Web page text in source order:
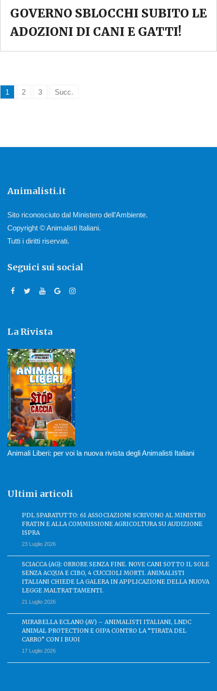
GOVERNO SBLOCCHI SUBITO LE
ADOZIONI DI CANI E GATTI!
1 2 3 Succ.
Animalisti.it
Sito riconosciuto dal Ministero dell’Ambiente.
Copyright © Animalisti Italiani.
Tutti i diritti riservati.
Seguici sui social
La Rivista
Animali Liberi: per voi la nuova rivista degli Animalisti Italiani
Ultimi articoli
PDL SPARATUTTO: 61 ASSOCIAZIONI SCRIVONO AL MINISTRO
FRATIN E ALLA COMMISSIONE AGRICOLTURA SU AUDIZIONE
ISPRA
23 Luglio 2026
SCIACCA (AG): ORRORE SENZA FINE. NOVE CANI SOTTO IL SOLE
SENZA ACQUA E CIBO, 4 CUCCIOLI MORTI. ANIMALISTI
ITALIANI CHIEDE LA GALERA IN APPLICAZIONE DELLA NUOVA
LEGGE MALTRATTAMENTI.
21 Luglio 2026
MIRABELLA ECLANO (AV) – ANIMALISTI ITALIANI, LNDC
ANIMAL PROTECTION E OIPA CONTRO LA “TIRATA DEL
CARRO” CON I BUOI
17 Luglio 2026